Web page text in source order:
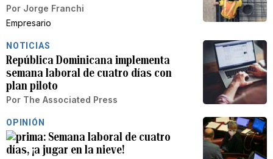
Por Jorge Franchi
Empresario
NOTICIAS
República Dominicana implementa
semana laboral de cuatro días con
plan piloto
Por The Associated Press
OPINIÓN
Semana laboral de cuatro
días, ¡a jugar en la nieve!